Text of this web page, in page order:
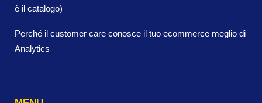
è il catalogo)
Perché il customer care conosce il tuo ecommerce meglio di
Analytics